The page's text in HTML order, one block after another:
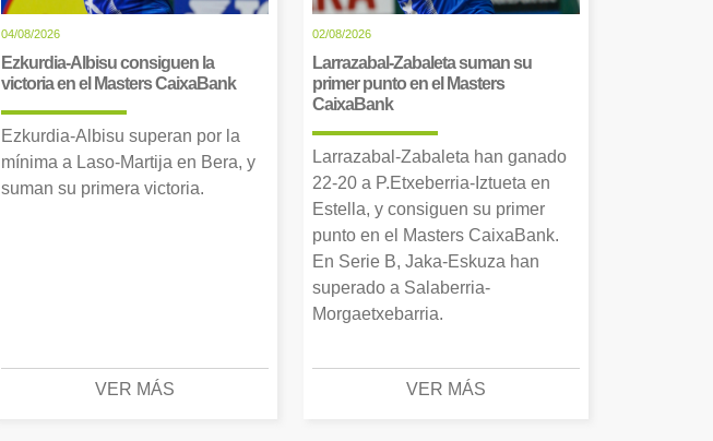
04/08/2026
Ezkurdia-Albisu consiguen la
victoria en el Masters CaixaBank
Ezkurdia-Albisu superan por la
mínima a Laso-Martija en Bera, y
suman su primera victoria.
VER MÁS
02/08/2026
Larrazabal-Zabaleta suman su
primer punto en el Masters
CaixaBank
Larrazabal-Zabaleta han ganado
22-20 a P.Etxeberria-Iztueta en
Estella, y consiguen su primer
punto en el Masters CaixaBank.
En Serie B, Jaka-Eskuza han
superado a Salaberria-
Morgaetxebarria.
VER MÁS